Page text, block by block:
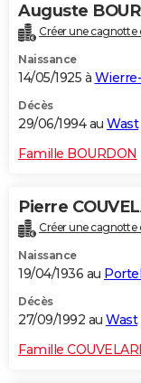
Auguste
Créer une cagnotte
Naissance
14/05/1925 à
Décès
29/06/1994 au Wast
Famille BOURDON
Pierre
Créer une cagnotte
Naissance
19/04/1936 au Portel
Décès
27/09/1992 au Wast
Famille